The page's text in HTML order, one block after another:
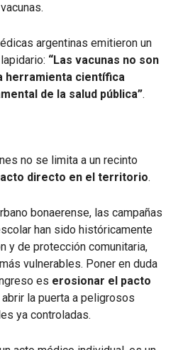
argentinas emitieron un
“Las vacunas no son
herramienta científica
de la salud pública”.
no se limita a un recinto
directo en el territorio.
bonaerense, las campañas
han sido históricamente
y de protección comunitaria,
vulnerables. Poner en duda
es erosionar el pacto
abrir la puerta a peligrosos
ya controladas.